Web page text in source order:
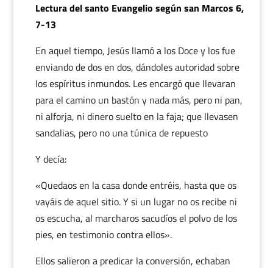
Lectura del santo Evangelio según san Marcos 6,
7-13
En aquel tiempo, Jesús llamó a los Doce y los fue
enviando de dos en dos, dándoles autoridad sobre
los espíritus inmundos. Les encargó que llevaran
para el camino un bastón y nada más, pero ni pan,
ni alforja, ni dinero suelto en la faja; que llevasen
sandalias, pero no una túnica de repuesto
Y decía:
«Quedaos en la casa donde entréis, hasta que os
vayáis de aquel sitio. Y si un lugar no os recibe ni
os escucha, al marcharos sacudíos el polvo de los
pies, en testimonio contra ellos».
Ellos salieron a predicar la conversión, echaban